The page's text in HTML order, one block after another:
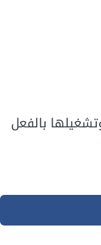
بالفعل